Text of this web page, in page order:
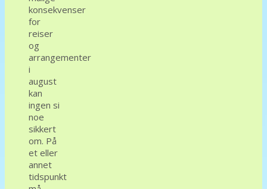
konsekvenser
for
reiser
og
arrangementer
i
august
kan
ingen si
noe
sikkert
om. På
et eller
annet
tidspunkt